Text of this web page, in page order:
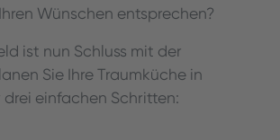
Wünschen entsprechen?
ist nun Schluss mit der
Sie Ihre Traumküche in
drei einfachen Schritten: